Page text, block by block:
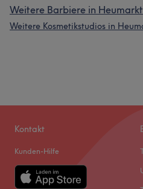
Weitere Barbiere in
Weitere Kosmetikstudios in
Kontakt
Kunden-Hilfe